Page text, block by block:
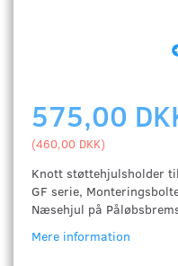
575,00
(460,00 DKK)
Knott støttehjulsholder
GF serie,
Næsehjul på
Mere information